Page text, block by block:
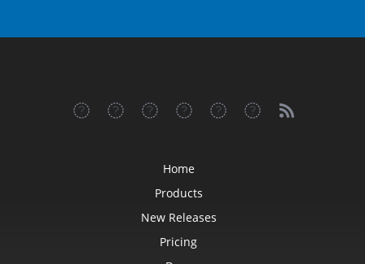
Home
Products
New Releases
Pricing